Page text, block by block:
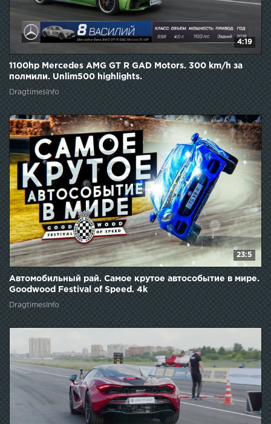
4:19
1100hp Mercedes AMG GT R GAD Motors. 300 km/h за
полмили. Unlim500 highlights.
DragtimesInfo
23:5
Автомобильный рай. Самое крутое автособытие в мире.
Goodwood Festival of Speed. 4k
DragtimesInfo